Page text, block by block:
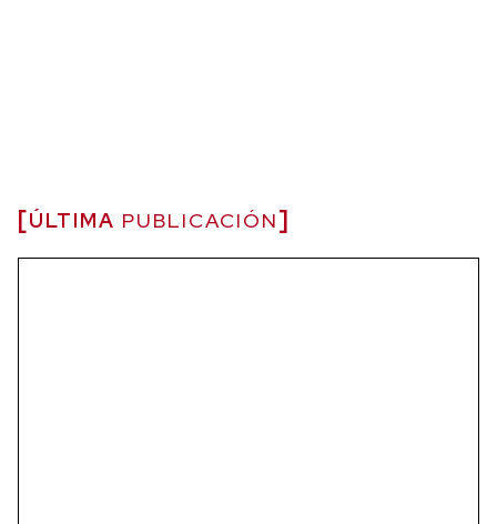
ÚLTIMA PUBLICACIÓN